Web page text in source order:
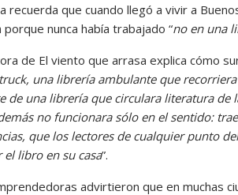
recuerda que cuando llegó a vivir a
porque nunca había trabajado “no en una
de El viento que arrasa explica cómo
una librería ambulante que
de una librería que circulara literatura
no funcionara sólo en el sentido:
que los lectores de cualquier punto
el libro en su casa”.
advirtieron que en muchas